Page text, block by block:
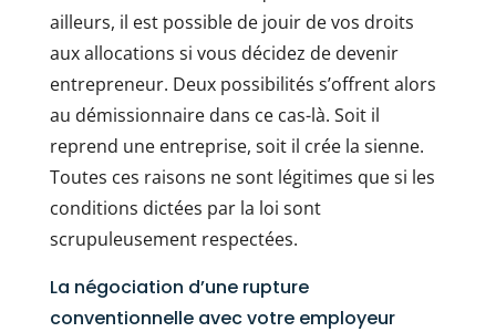
ailleurs, il est possible de jouir de vos droits
aux allocations si vous décidez de devenir
entrepreneur. Deux possibilités s’offrent alors
au démissionnaire dans ce cas-là. Soit il
reprend une entreprise, soit il crée la sienne.
Toutes ces raisons ne sont légitimes que si les
conditions dictées par la loi sont
scrupuleusement respectées.
La négociation d’une rupture
conventionnelle avec votre employeur